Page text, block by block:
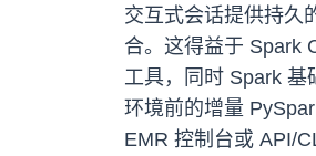
交互式会话提供持久
合。这得益于 Spark
工具，同时 Spark 基
环境前的增量
EMR 控制台或 API/